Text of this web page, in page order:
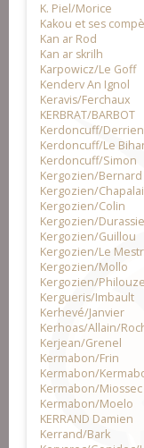
K. Piel/Morice
Kakou et ses
Kan ar Rod
Kan ar skrilh
Karpowicz/Le Goff
Kenderv An Ignol
Keravis/Ferchaux
KERBRAT/BARBOT
Kerdoncuff/Derrien
Kerdoncuff/Le
Kerdoncuff/Simon
Kergozien/Bernard
Kergozien/
Kergozien/Colin
Kergozien/
Kergozien/Guillou
Kergozien/Le
Kergozien/Mollo
Kergozien/Philouze
Kergueris/Imbault
Kerhevé/Janvier
Kerhoas/Allain/
Kerjean/Grenel
Kermabon/Frin
Kermabon/
Kermabon/Miossec
Kermabon/Moelo
KERRAND Damien
Kerrand/Bark